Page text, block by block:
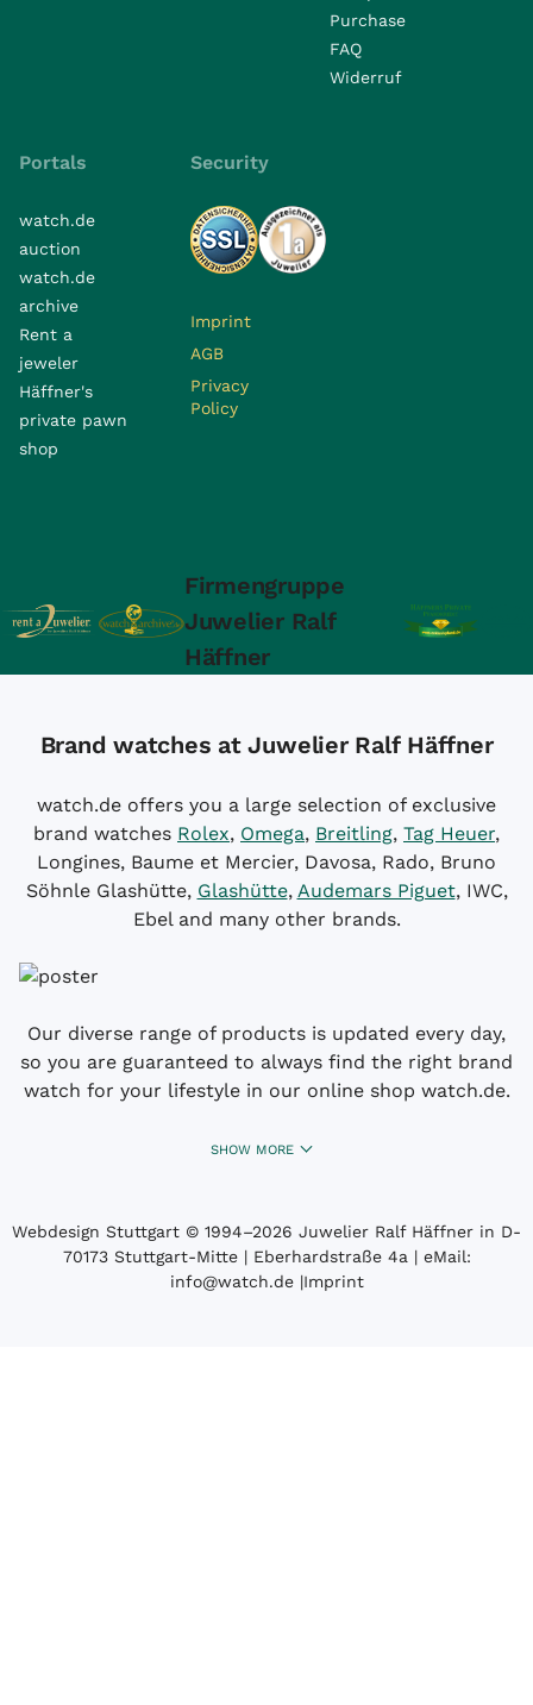
Purchase
FAQ
Widerruf
Portals
watch.de
auction
watch.de
archive
Rent a
jeweler
Häffner's
private pawn
shop
Security
Imprint
AGB
Privacy
Policy
Firmengruppe
Juwelier Ralf
Häffner
Brand watches at Juwelier Ralf Häffner
watch.de offers you a large selection of exclusive
brand watches Rolex, Omega, Breitling, Tag Heuer,
Longines, Baume et Mercier, Davosa, Rado, Bruno
Söhnle Glashütte, Glashütte, Audemars Piguet, IWC,
Ebel and many other brands.
Our diverse range of products is updated every day,
so you are guaranteed to always find the right brand
watch for your lifestyle in our online shop watch.de.
SHOW MORE
Webdesign Stuttgart © 1994­–2026 Juwelier Ralf Häffner in D-
70173 Stuttgart-Mitte | Eberhardstraße 4a | eMail:
info@watch.de|Imprint